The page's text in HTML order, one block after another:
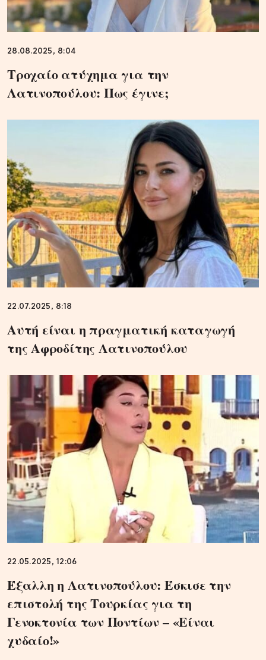
28.08.2025, 8:04
Τροχαίο ατύχημα για την
Λατινοπούλου: Πως έγινε;
22.07.2025, 8:18
Αυτή είναι η πραγματική καταγωγή
της Αφροδίτης Λατινοπούλου
22.05.2025, 12:06
Έξαλλη η Λατινοπούλου: Έσκισε την
επιστολή της Τουρκίας για τη
Γενοκτονία των Ποντίων – «Είναι
χυδαίο!»